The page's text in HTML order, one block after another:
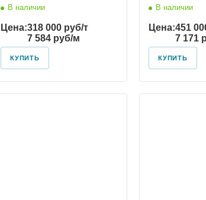
В наличии
Цена:318 000 руб/т
7 584 руб/м
КУПИТЬ
В наличии
Цена:451
7 171
КУПИТЬ